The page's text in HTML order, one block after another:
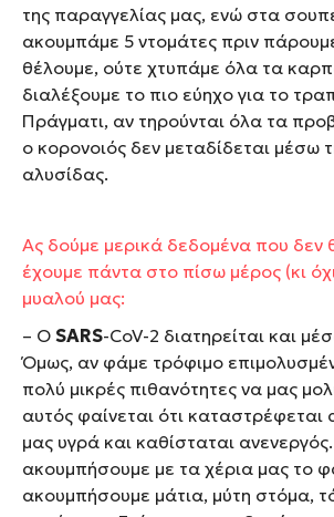
της παραγγελίας μας, ενώ στα
ακουμπάμε 5 ντομάτες πριν
θέλουμε, ούτε χτυπάμε όλα τα
διαλέξουμε το πιο εύηχο για το
Πράγματι, αν τηρούνται όλα τα
ο κορονοιός δεν μεταδίδεται μέσω
αλυσίδας.
Ας δούμε μερικά δεδομένα που δεν
έχουμε πάντα στο πίσω μέρος (κι
μυαλού μας:
– Ο SARS-CoV-2 διατηρείται και
Όμως, αν φάμε τρόφιμο
πολύ μικρές πιθανότητες να μας
αυτός φαίνεται ότι
μας υγρά και καθίσταται
ακουμπήσουμε με τα χέρια μας το
ακουμπήσουμε μάτια, μύτη στόμα,